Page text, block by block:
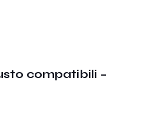
compatibili –